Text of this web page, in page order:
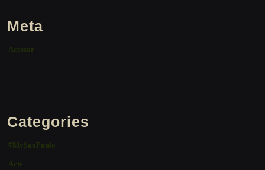
Meta
Acessar
Categories
#MySaoPaulo
Arte